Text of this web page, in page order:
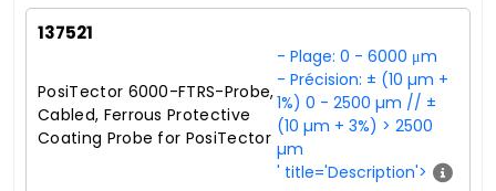
137521
PosiTector 6000-FTRS-Probe,
Cabled, Ferrous Protective
Coating Probe for PosiTector
- Plage: 0 - 6000 μm
- Précision: ± (10 µm +
1%) 0 - 2500 µm // ±
(10 µm + 3%) > 2500
µm
' title='Description'>